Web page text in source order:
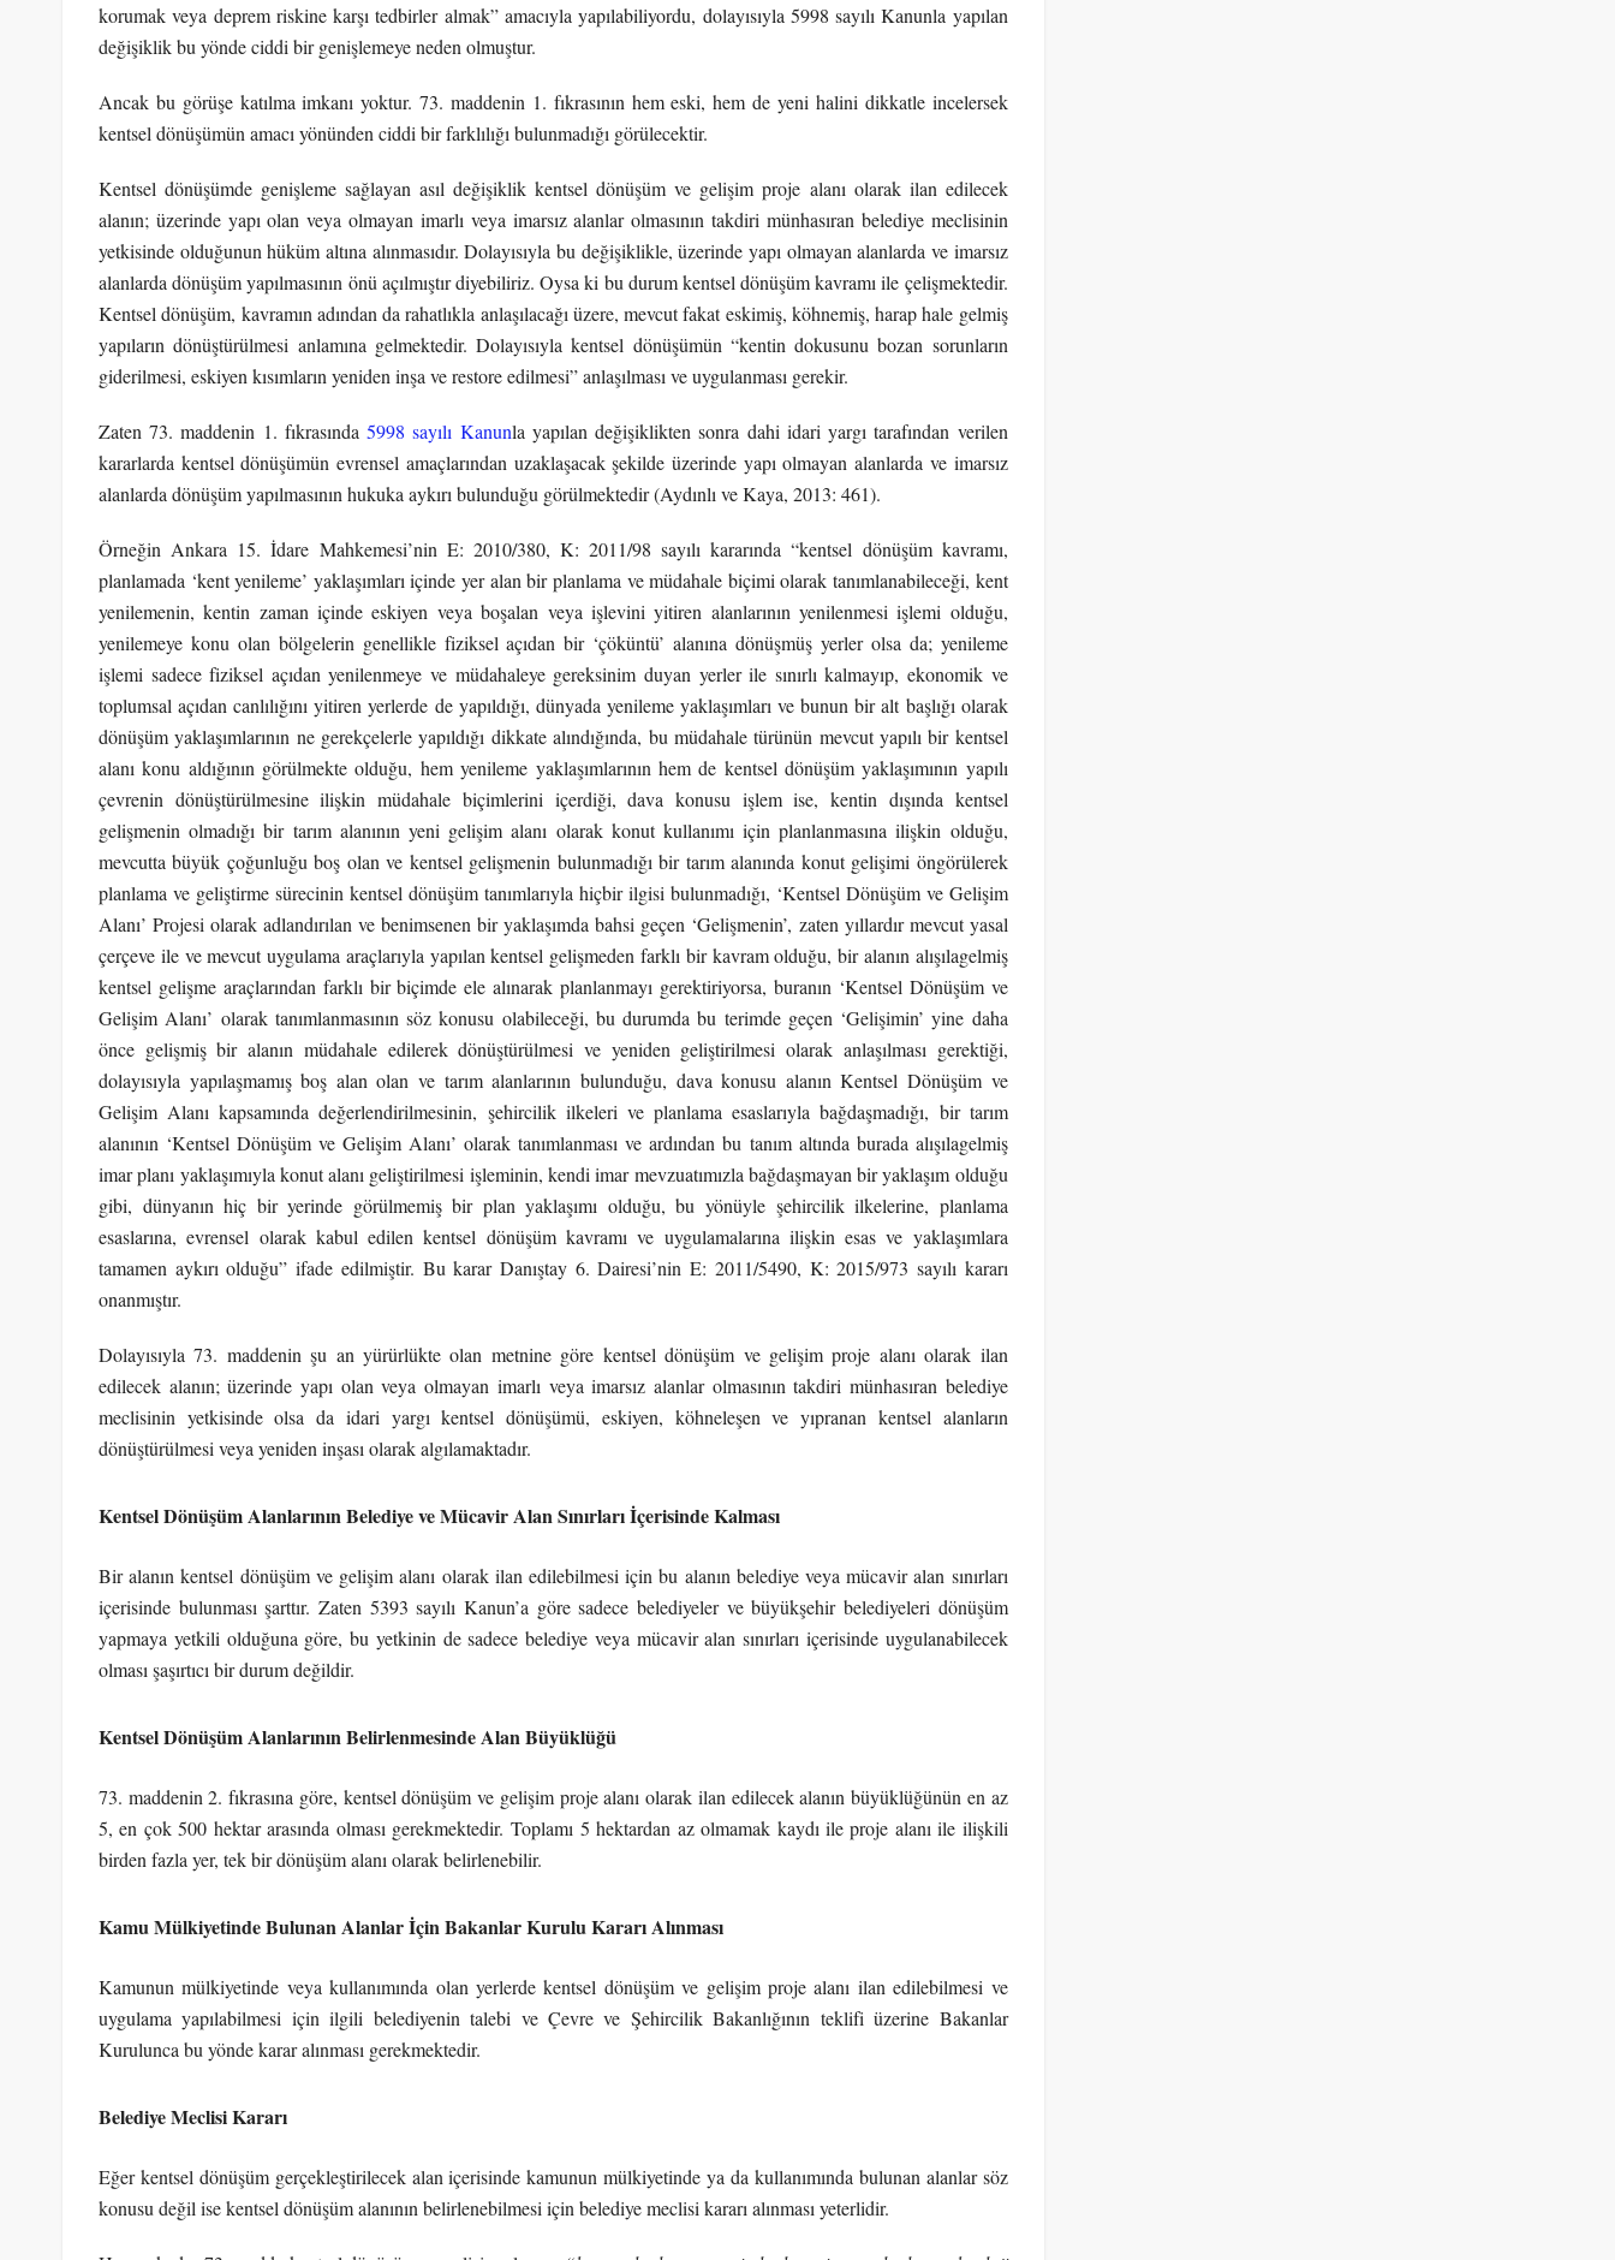
korumak veya deprem riskine karşı tedbirler almak” amacıyla yapılabiliyordu, dolayısıyla 5998 sayılı Kanunla yapılan
değişiklik bu yönde ciddi bir genişlemeye neden olmuştur.
Ancak bu görüşe katılma imkanı yoktur. 73. maddenin 1. fıkrasının hem eski, hem de yeni halini dikkatle incelersek
kentsel dönüşümün amacı yönünden ciddi bir farklılığı bulunmadığı görülecektir.
Kentsel dönüşümde genişleme sağlayan asıl değişiklik kentsel dönüşüm ve gelişim proje alanı olarak ilan edilecek
alanın; üzerinde yapı olan veya olmayan imarlı veya imarsız alanlar olmasının takdiri münhasıran belediye meclisinin
yetkisinde olduğunun hüküm altına alınmasıdır. Dolayısıyla bu değişiklikle, üzerinde yapı olmayan alanlarda ve imarsız
alanlarda dönüşüm yapılmasının önü açılmıştır diyebiliriz. Oysa ki bu durum kentsel dönüşüm kavramı ile çelişmektedir.
Kentsel dönüşüm, kavramın adından da rahatlıkla anlaşılacağı üzere, mevcut fakat eskimiş, köhnemiş, harap hale gelmiş
yapıların dönüştürülmesi anlamına gelmektedir. Dolayısıyla kentsel dönüşümün “kentin dokusunu bozan sorunların
giderilmesi, eskiyen kısımların yeniden inşa ve restore edilmesi” anlaşılması ve uygulanması gerekir.
Zaten 73. maddenin 1. fıkrasında5998 sayılı Kanunla yapılan değişiklikten sonra dahi idari yargı tarafından verilen
kararlarda kentsel dönüşümün evrensel amaçlarından uzaklaşacak şekilde üzerinde yapı olmayan alanlarda ve imarsız
alanlarda dönüşüm yapılmasının hukuka aykırı bulunduğu görülmektedir (Aydınlı ve Kaya, 2013: 461).
Örneğin Ankara 15. İdare Mahkemesi’nin E: 2010/380, K: 2011/98 sayılı kararında “kentsel dönüşüm kavramı,
planlamada ‘kent yenileme’ yaklaşımları içinde yer alan bir planlama ve müdahale biçimi olarak tanımlanabileceği, kent
yenilemenin, kentin zaman içinde eskiyen veya boşalan veya işlevini yitiren alanlarının yenilenmesi işlemi olduğu,
yenilemeye konu olan bölgelerin genellikle fiziksel açıdan bir ‘çöküntü’ alanına dönüşmüş yerler olsa da; yenileme
işlemi sadece fiziksel açıdan yenilenmeye ve müdahaleye gereksinim duyan yerler ile sınırlı kalmayıp, ekonomik ve
toplumsal açıdan canlılığını yitiren yerlerde de yapıldığı, dünyada yenileme yaklaşımları ve bunun bir alt başlığı olarak
dönüşüm yaklaşımlarının ne gerekçelerle yapıldığı dikkate alındığında, bu müdahale türünün mevcut yapılı bir kentsel
alanı konu aldığının görülmekte olduğu, hem yenileme yaklaşımlarının hem de kentsel dönüşüm yaklaşımının yapılı
çevrenin dönüştürülmesine ilişkin müdahale biçimlerini içerdiği, dava konusu işlem ise, kentin dışında kentsel
gelişmenin olmadığı bir tarım alanının yeni gelişim alanı olarak konut kullanımı için planlanmasına ilişkin olduğu,
mevcutta büyük çoğunluğu boş olan ve kentsel gelişmenin bulunmadığı bir tarım alanında konut gelişimi öngörülerek
planlama ve geliştirme sürecinin kentsel dönüşüm tanımlarıyla hiçbir ilgisi bulunmadığı, ‘Kentsel Dönüşüm ve Gelişim
Alanı’ Projesi olarak adlandırılan ve benimsenen bir yaklaşımda bahsi geçen ‘Gelişmenin’, zaten yıllardır mevcut yasal
çerçeve ile ve mevcut uygulama araçlarıyla yapılan kentsel gelişmeden farklı bir kavram olduğu, bir alanın alışılagelmiş
kentsel gelişme araçlarından farklı bir biçimde ele alınarak planlanmayı gerektiriyorsa, buranın ‘Kentsel Dönüşüm ve
Gelişim Alanı’ olarak tanımlanmasının söz konusu olabileceği, bu durumda bu terimde geçen ‘Gelişimin’ yine daha
önce gelişmiş bir alanın müdahale edilerek dönüştürülmesi ve yeniden geliştirilmesi olarak anlaşılması gerektiği,
dolayısıyla yapılaşmamış boş alan olan ve tarım alanlarının bulunduğu, dava konusu alanın Kentsel Dönüşüm ve
Gelişim Alanı kapsamında değerlendirilmesinin, şehircilik ilkeleri ve planlama esaslarıyla bağdaşmadığı, bir tarım
alanının ‘Kentsel Dönüşüm ve Gelişim Alanı’ olarak tanımlanması ve ardından bu tanım altında burada alışılagelmiş
imar planı yaklaşımıyla konut alanı geliştirilmesi işleminin, kendi imar mevzuatımızla bağdaşmayan bir yaklaşım olduğu
gibi, dünyanın hiç bir yerinde görülmemiş bir plan yaklaşımı olduğu, bu yönüyle şehircilik ilkelerine, planlama
esaslarına, evrensel olarak kabul edilen kentsel dönüşüm kavramı ve uygulamalarına ilişkin esas ve yaklaşımlara
tamamen aykırı olduğu” ifade edilmiştir. Bu karar Danıştay 6. Dairesi’nin E: 2011/5490, K: 2015/973 sayılı kararı
onanmıştır.
Dolayısıyla 73. maddenin şu an yürürlükte olan metnine göre kentsel dönüşüm ve gelişim proje alanı olarak ilan
edilecek alanın; üzerinde yapı olan veya olmayan imarlı veya imarsız alanlar olmasının takdiri münhasıran belediye
meclisinin yetkisinde olsa da idari yargı kentsel dönüşümü, eskiyen, köhneleşen ve yıpranan kentsel alanların
dönüştürülmesi veya yeniden inşası olarak algılamaktadır.
Kentsel Dönüşüm Alanlarının Belediye ve Mücavir Alan Sınırları İçerisinde Kalması
Bir alanın kentsel dönüşüm ve gelişim alanı olarak ilan edilebilmesi için bu alanın belediye veya mücavir alan sınırları
içerisinde bulunması şarttır. Zaten 5393 sayılı Kanun’a göre sadece belediyeler ve büyükşehir belediyeleri dönüşüm
yapmaya yetkili olduğuna göre, bu yetkinin de sadece belediye veya mücavir alan sınırları içerisinde uygulanabilecek
olması şaşırtıcı bir durum değildir.
Kentsel Dönüşüm Alanlarının Belirlenmesinde Alan Büyüklüğü
73. maddenin 2. fıkrasına göre, kentsel dönüşüm ve gelişim proje alanı olarak ilan edilecek alanın büyüklüğünün en az
5, en çok 500 hektar arasında olması gerekmektedir.Toplamı 5 hektardan az olmamak kaydı ile proje alanı ile ilişkili
birden fazla yer, tek bir dönüşüm alanı olarak belirlenebilir.
Kamu Mülkiyetinde Bulunan Alanlar İçin Bakanlar Kurulu Kararı Alınması
Kamunun mülkiyetinde veya kullanımında olan yerlerde kentsel dönüşüm ve gelişim proje alanı ilan edilebilmesi ve
uygulama yapılabilmesi için ilgili belediyenin talebi ve Çevre ve Şehircilik Bakanlığının teklifi üzerine Bakanlar
Kurulunca bu yönde karar alınması gerekmektedir.
Belediye Meclisi Kararı
Eğer kentsel dönüşüm gerçekleştirilecek alan içerisinde kamunun mülkiyetinde ya da kullanımında bulunan alanlar söz
konusu değil ise kentsel dönüşüm alanının belirlenebilmesi için belediye meclisi kararı alınması yeterlidir.